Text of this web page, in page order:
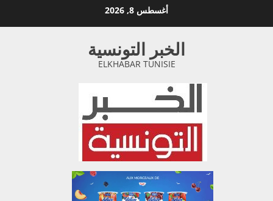
أغسطس 8, 2026
الخبر التونسية
ELKHABAR TUNISIE